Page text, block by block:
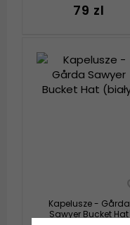
79 zl
Kapelusze - Gårda
Sawyer Bucket Hat